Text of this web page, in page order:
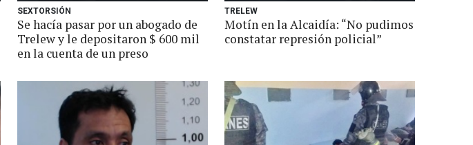
SEXTORSIÓN
Se hacía pasar por un abogado de
Trelew y le depositaron $ 600 mil
en la cuenta de un preso
TRELEW
Motín en la Alcaidía: “No pudimos
constatar represión policial”